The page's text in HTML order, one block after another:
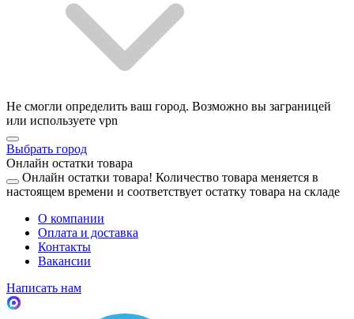
Не смогли определить ваш город. Возможно вы заграницей
или используете vpn
Выбрать город
Онлайн остатки товара
Онлайн остатки товара! Количество товара меняется в
настоящем времени и соответствует остатку товара на складе
О компании
Оплата и доставка
Контакты
Вакансии
Написать нам